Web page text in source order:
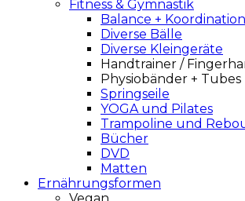
Fitness & Gymnastik
Balance + Koordination
Diverse Bälle
Diverse Kleingeräte
Handtrainer /
Physiobänder + Tubes
Springseile
YOGA und Pilates
Trampoline und
Bücher
DVD
Matten
Ernährungsformen